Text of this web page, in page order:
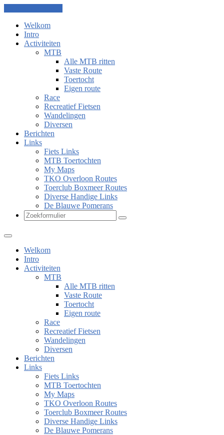
Welkom
Intro
Activiteiten
MTB
Alle MTB ritten
Vaste Route
Toertocht
Eigen route
Race
Recreatief Fietsen
Wandelingen
Diversen
Berichten
Links
Fiets Links
MTB Toertochten
My Maps
TKO Overloon Routes
Toerclub Boxmeer Routes
Diverse Handige Links
De Blauwe Pomerans
Zoeken
Welkom
Intro
Activiteiten
MTB
Alle MTB ritten
Vaste Route
Toertocht
Eigen route
Race
Recreatief Fietsen
Wandelingen
Diversen
Berichten
Links
Fiets Links
MTB Toertochten
My Maps
TKO Overloon Routes
Toerclub Boxmeer Routes
Diverse Handige Links
De Blauwe Pomerans